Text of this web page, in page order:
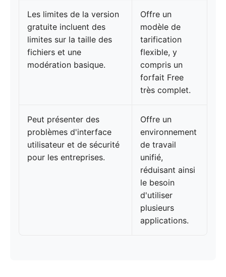
Les limites de la version
gratuite incluent des
limites sur la taille des
fichiers et une
modération basique.
Offre un
modèle de
tarification
flexible, y
compris un
forfait Free
très complet.
Peut présenter des
problèmes d'interface
utilisateur et de sécurité
pour les entreprises.
Offre un
environnement
de travail
unifié,
réduisant ainsi
le besoin
d'utiliser
plusieurs
applications.